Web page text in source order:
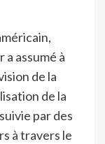
a assumé à
de la
de la
par des
à travers le